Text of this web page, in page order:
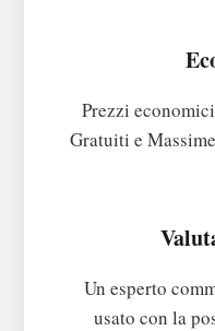
Prezzi
Gratuiti e
Un esperto
usato con la